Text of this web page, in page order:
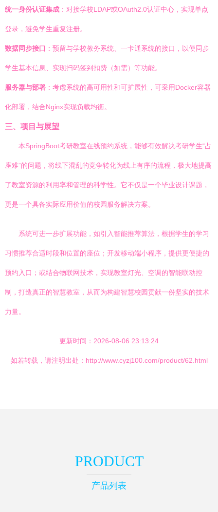
统一身份认证集成 ：对接学校LDAP或OAuth2.0认证中心，实现单点
登录，避免学生重复注册。
数据同步接口 ：预留与学校教务系统、一卡通系统的接口，以便同步
学生基本信息、实现扫码签到扣费（如需）等功能。
服务器与部署 ：考虑系统的高可用性和可扩展性，可采用Docker容器
化部署，结合Nginx实现负载均衡。
三、项目与展望
本SpringBoot考研教室在线预约系统，能够有效解决考研学生“占
座难”的问题，将线下混乱的竞争转化为线上有序的流程，极大地提高
了教室资源的利用率和管理的科学性。它不仅是一个毕业设计课题，
更是一个具备实际应用价值的校园服务解决方案。
系统可进一步扩展功能，如引入智能推荐算法，根据学生的学习
习惯推荐合适时段和位置的座位；开发移动端小程序，提供更便捷的
预约入口；或结合物联网技术，实现教室灯光、空调的智能联动控
制，打造真正的智慧教室，从而为构建智慧校园贡献一份坚实的技术
力量。
更新时间：2026-08-06 23:13:24
如若转载，请注明出处：http://www.cyzj100.com/product/62.html
PRODUCT
产品列表